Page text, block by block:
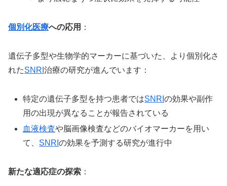
個別化医療への応用 ：
遺伝子多型や生物学的マーカーに基づいた、より個別化さ
れたSNRI 治療の研究が進んでいます：
特定の遺伝子多型を持つ患者ではSNRIの効果や副作
用の出現が異なることが報告されている
血液検査や脳画像検査などのバイオマーカーを用い
て、 SNRIの効果を予測する研究が進行中
新たな適応症の探索 ：